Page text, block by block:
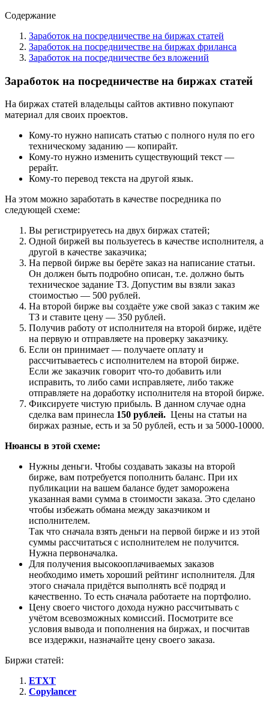
Содержание
Заработок на посредничестве на биржах статей
Заработок на посредничестве на биржах фриланса
Заработок на посредничестве без вложений
Заработок на посредничестве на биржах статей
На биржах статей владельцы сайтов активно покупают
материал для своих проектов.
Кому-то нужно написать статью с полного нуля по его
техническому заданию — копирайт.
Кому-то нужно изменить существующий текст —
рерайт.
Кому-то перевод текста на другой язык.
На этом можно заработать в качестве посредника по
следующей схеме:
Вы регистрируетесь на двух биржах статей;
Одной биржей вы пользуетесь в качестве исполнителя, а
другой в качестве заказчика;
На первой бирже вы берёте заказ на написание статьи.
Он должен быть подробно описан, т.е. должно быть
техническое задание ТЗ. Допустим вы взяли заказ
стоимостью — 500 рублей.
На второй бирже вы создаёте уже свой заказ с таким же
ТЗ и ставите цену — 350 рублей.
Получив работу от исполнителя на второй бирже, идёте
на первую и отправляете на проверку заказчику.
Если он принимает — получаете оплату и
рассчитываетесь с исполнителем на второй бирже.
Если же заказчик говорит что-то добавить или
исправить, то либо сами исправляете, либо также
отправляете на доработку исполнителя на второй бирже.
Фиксируете чистую прибыль. В данном случае одна
сделка вам принесла 150 рублей. Цены на статьи на
биржах разные, есть и за 50 рублей, есть и за 5000-10000.
Нюансы в этой схеме:
Нужны деньги. Чтобы создавать заказы на второй
бирже, вам потребуется пополнить баланс. При их
публикации на вашем балансе будет заморожена
указанная вами сумма в стоимости заказа. Это сделано
чтобы избежать обмана между заказчиком и
исполнителем.
Так что сначала взять деньги на первой бирже и из этой
суммы рассчитаться с исполнителем не получится.
Нужна первоначалка.
Для получения высокооплачиваемых заказов
необходимо иметь хороший рейтинг исполнителя. Для
этого сначала придётся выполнять всё подряд и
качественно. То есть сначала работаете на портфолио.
Цену своего чистого дохода нужно рассчитывать с
учётом всевозможных комиссий. Посмотрите все
условия вывода и пополнения на биржах, и посчитав
все издержки, назначайте цену своего заказа.
Биржи статей:
ETXT
Copylancer